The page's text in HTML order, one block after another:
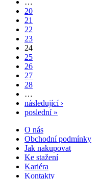
…
20
21
22
23
24
25
26
27
28
…
následující ›
poslední »
O nás
Obchodní podmínky
Jak nakupovat
Ke stažení
Kariéra
Kontakty